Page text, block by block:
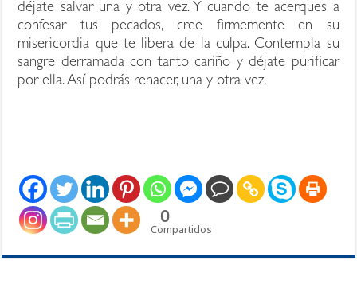
déjate salvar una y otra vez. Y cuando te acerques a
confesar tus pecados, cree firmemente en su
misericordia que te libera de la culpa. Contempla su
sangre derramada con tanto cariño y déjate purificar
por ella. Así podrás renacer, una y otra vez.
0
Compartidos